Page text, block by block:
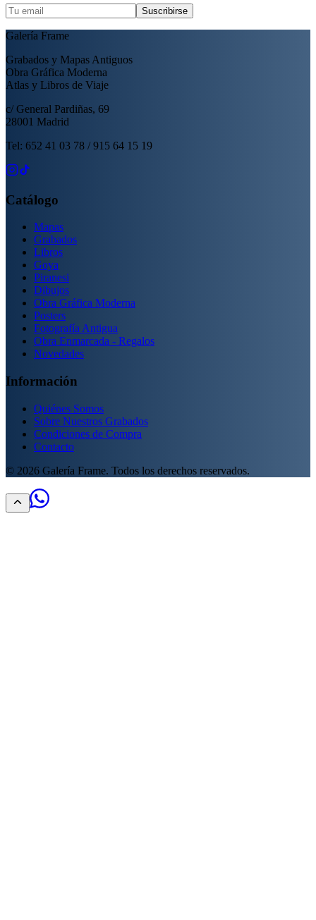
Suscribirse
Galería Frame
Grabados y Mapas Antiguos
Obra Gráfica Moderna
Atlas y Libros de Viaje
c/ General Pardiñas, 69
28001 Madrid
Tel: 652 41 03 78 / 915 64 15 19
Catálogo
Mapas
Grabados
Libros
Goya
Piranesi
Dibujos
Obra Gráfica Moderna
Posters
Fotografía Antigua
Obra Enmarcada - Regalos
Novedades
Información
Quiénes Somos
Sobre Nuestros Grabados
Condiciones de Compra
Contacto
© 2026 Galería Frame. Todos los derechos reservados.